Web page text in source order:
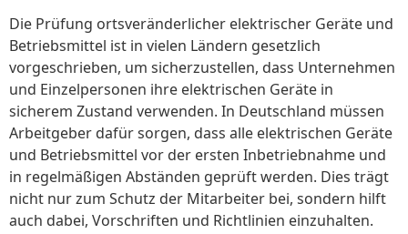
Die Prüfung ortsveränderlicher elektrischer Geräte und
Betriebsmittel ist in vielen Ländern gesetzlich
vorgeschrieben, um sicherzustellen, dass Unternehmen
und Einzelpersonen ihre elektrischen Geräte in
sicherem Zustand verwenden. In Deutschland müssen
Arbeitgeber dafür sorgen, dass alle elektrischen Geräte
und Betriebsmittel vor der ersten Inbetriebnahme und
in regelmäßigen Abständen geprüft werden. Dies trägt
nicht nur zum Schutz der Mitarbeiter bei, sondern hilft
auch dabei, Vorschriften und Richtlinien einzuhalten.